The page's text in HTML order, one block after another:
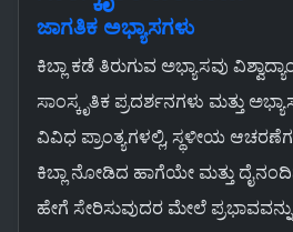
ಜಾಗತಿಕ ಅಭ್ಯಾಸಗಳು
ಕಿಬ್ಲಾ ಕಡೆ ತಿರುಗುವ ಅಭ್ಯಾಸವು
ಸಾಂಸ್ಕೃತಿಕ ಪ್ರದರ್ಶನಗಳು ಮತ್ತು
ವಿವಿಧ ಪ್ರಾಂತ್ಯಗಳಲ್ಲಿ, ಸ್ಥಳೀಯ
ಕಿಬ್ಲಾ ನೋಡಿದ ಹಾಗೆಯೇ ಮತ್ತು
ಹೇಗೆ ಸೇರಿಸುವುದರ ಮೇಲೆ